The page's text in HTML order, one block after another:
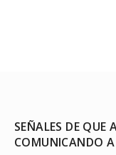
SEÑALES DE QUE
COMUNICANDO A